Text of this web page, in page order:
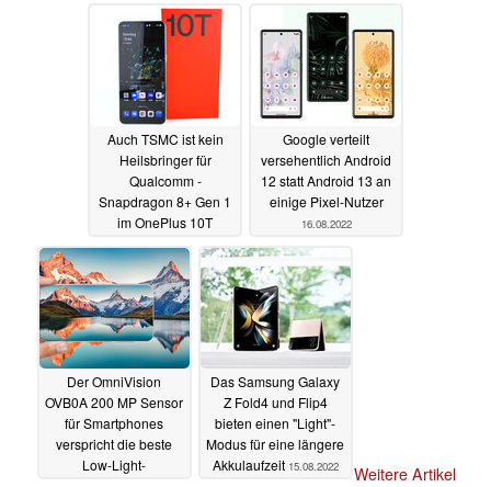
Auch TSMC ist kein
Heilsbringer für
Qualcomm -
Snapdragon 8+ Gen 1
im OnePlus 10T
getestet16.08.2022
Google verteilt
versehentlich Android
12 statt Android 13 an
einige Pixel-Nutzer
16.08.2022
Der OmniVision
OVB0A 200 MP Sensor
für Smartphones
verspricht die beste
Low-Light-
Das Samsung Galaxy
Z Fold4 und Flip4
bieten einen "Light"-
Modus für eine längere
Akkulaufzeit 15.08.2022
Weitere Artikel